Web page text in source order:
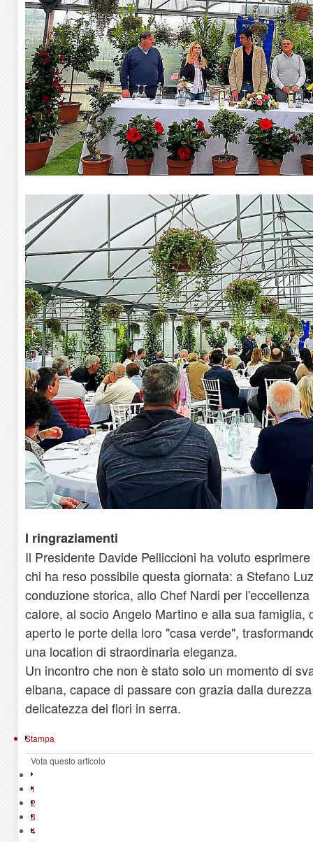
​I ringraziamenti
​Il Presidente Davide Pelliccioni ha voluto
chi ha reso possibile questa giornata: a Stefano
conduzione storica, allo Chef Nardi per
calore, al socio Angelo Martino e alla sua famiglia,
aperto le porte della loro "casa verde",
una location di straordinaria eleganza.
​Un incontro che non è stato solo un momento di
elbana, capace di passare con grazia dalla
delicatezza dei fiori in serra.
Stampa
Vota questo articolo
1
2
3
4